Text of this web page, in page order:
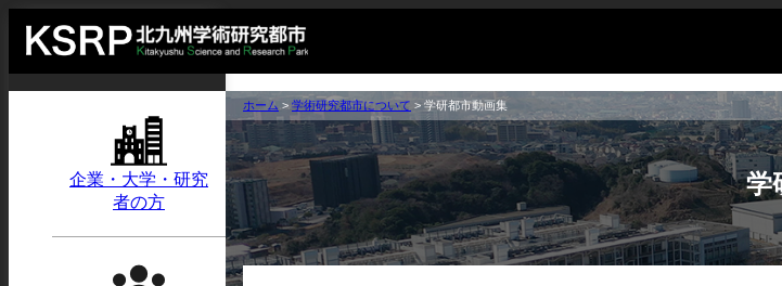
企業・大学・研究
者の方
ホーム > 学術研究都市について > 学研都市動画集
学